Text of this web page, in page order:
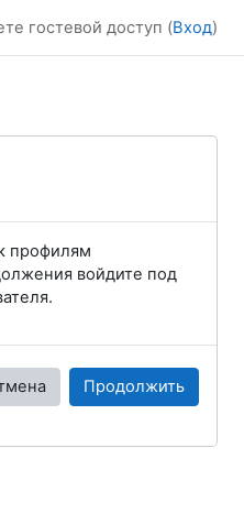
гостевой доступ (Вход)
профилям
войдите под
Продолжить